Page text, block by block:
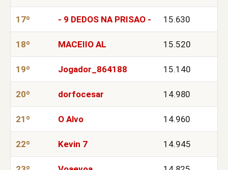
17º - 9 DEDOS NA PRISAO - 15.630
18º MACEIIO AL 15.520
19º Jogador_864188 15.140
20º dorfocesar 14.980
21º O Alvo 14.960
22º Kevin 7 14.945